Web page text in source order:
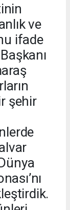
ve
ifade
şehir